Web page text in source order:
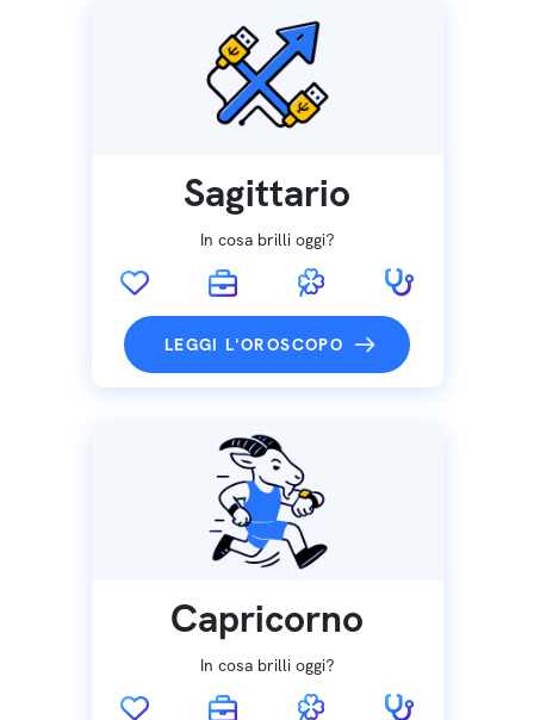
Sagittario
In cosa brilli oggi?
LEGGI L'OROSCOPO
Capricorno
In cosa brilli oggi?